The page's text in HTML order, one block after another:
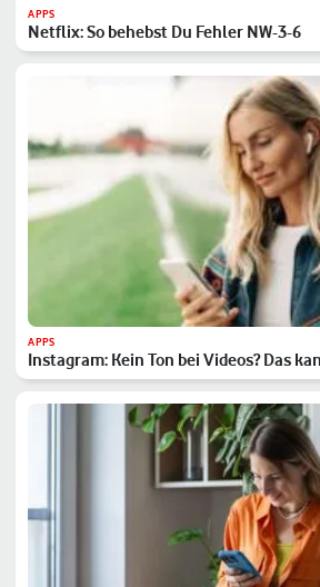
APPS
Netflix: So behebst Du Fehler NW-3-6
APPS
Instagram: Kein Ton bei Videos? Das